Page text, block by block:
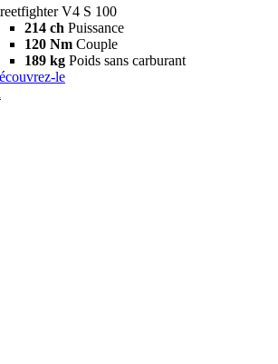
V4 S 100
214 ch Puissance
120 Nm Couple
189 kg Poids sans carburant
le